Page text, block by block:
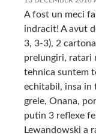
A fost un meci
indracit! A avut
3, 3-3), 2
prelungiri, ratari
tehnica suntem
echitabil, insa in
grele, Onana,
putin 3 reflexe
Lewandowski a